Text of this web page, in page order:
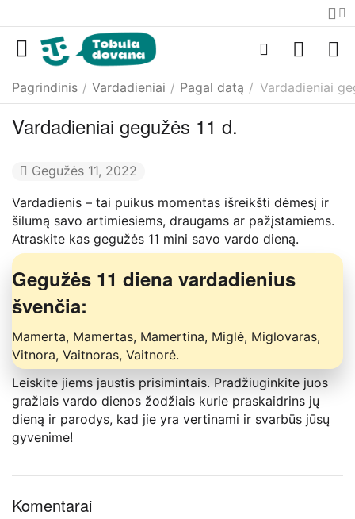
Pagrindinis / Vardadieniai / Pagal datą / Vardadieniai
Vardadieniai gegužės 11 d.
Gegužės 11, 2022
Vardadienis – tai puikus momentas išreikšti dėmesį ir
šilumą savo artimiesiems, draugams ar pažįstamiems.
Atraskite kas gegužės 11 mini savo vardo dieną.
Gegužės 11 diena vardadienius
švenčia:
Mamerta, Mamertas, Mamertina, Miglė, Miglovaras,
Vitnora, Vaitnoras, Vaitnorė.
Leiskite jiems jaustis prisimintais. Pradžiuginkite juos
gražiais vardo dienos žodžiais kurie praskaidrins jų
dieną ir parodys, kad jie yra vertinami ir svarbūs jūsų
gyvenime!
Komentarai